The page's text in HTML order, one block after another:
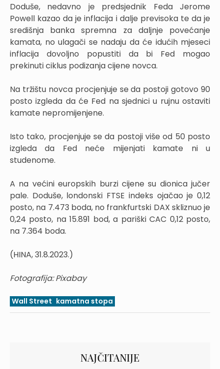
Doduše, nedavno je predsjednik Feda Jerome
Powell kazao da je inflacija i dalje previsoka te da je
središnja banka spremna za daljnje povećanje
kamata, no ulagači se nadaju da će idućih mjeseci
inflacija dovoljno popustiti da bi Fed mogao
prekinuti ciklus podizanja cijene novca.
Na tržištu novca procjenjuje se da postoji gotovo 90
posto izgleda da će Fed na sjednici u rujnu ostaviti
kamate nepromijenjene.
Isto tako, procjenjuje se da postoji više od 50 posto
izgleda da Fed neće mijenjati kamate ni u
studenome.
A na većini europskih burzi cijene su dionica jučer
pale. Doduše, londonski FTSE indeks ojačao je 0,12
posto, na 7.473 boda, no frankfurtski DAX skliznuo je
0,24 posto, na 15.891 bod, a pariški CAC 0,12 posto,
na 7.364 boda.
(HINA, 31.8.2023.)
Fotografija: Pixabay
Wall Street kamatna stopa
NAJČITANIJE